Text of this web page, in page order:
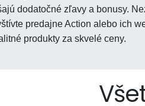
dodatočné zľavy a bonusy.
predajne Action alebo ich
produkty za skvelé ceny.